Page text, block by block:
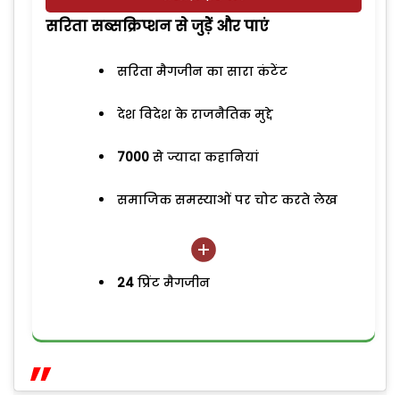
सरिता सब्सक्रिप्शन से जुड़ेें और पाएं
सरिता मैगजीन का सारा कंटेंट
देश विदेश के राजनैतिक मुद्दे
7000से ज्यादा कहानियां
समाजिक समस्याओं पर चोट करते लेख
24प्रिंट मैगजीन